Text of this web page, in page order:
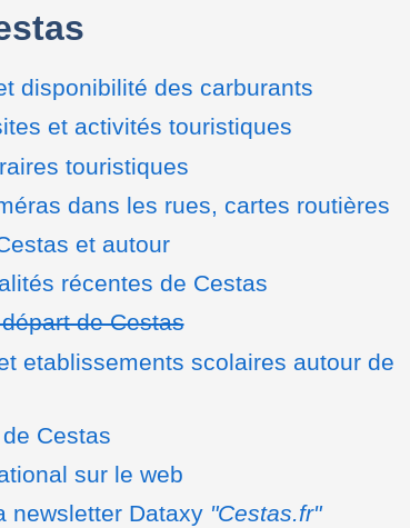
disponibilité des carburants
et activités touristiques
touristiques
dans les rues, cartes routières
et autour
récentes de Cestas
de Cestas
etablissements scolaires autour de
Cestas
sur le web
newsletter Dataxy "Cestas.fr"